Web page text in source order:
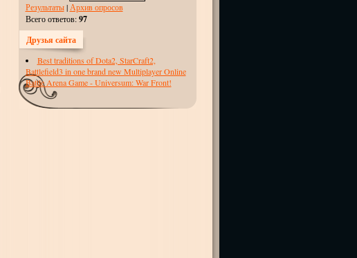
Результаты| Архив опросов
Всего ответов:97
Друзья сайта
Best traditions of Dota2, StarCraft2,
Battlefield3 in one brand new Multiplayer Online
Battle Arena Game - Universum: War Front!